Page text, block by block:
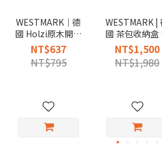
WESTMARK｜德
國 Holzi原木開核
桃器
NT$637
NT$795
WESTMARK |
國 茶包收納盒
製
NT$1,500
NT$1,980